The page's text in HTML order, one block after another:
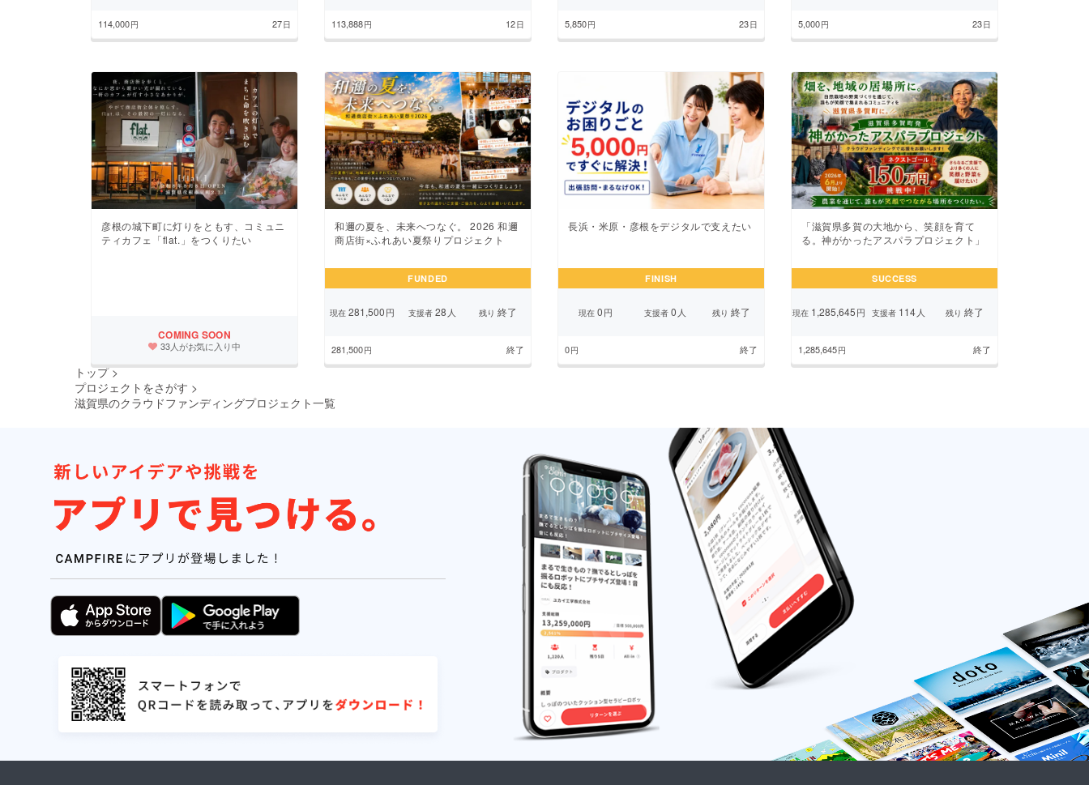
114,000円 27日 113,888円 12日 5,850円 23日 5,000円 23日
彦根の城下町に灯りをともす、コミュニ
ティカフェ「flat.」をつくりたい
COMING SOON
33人がお気に入り中
和邇の夏を、未来へつなぐ。 2026 和邇
商店街×ふれあい夏祭りプロジェクト
FUNDED
現在281,500円 支援者28 人 残り 終了
281,500円 終了
長浜・米原・彦根をデジタルで支えたい
FINISH
現在0円 支援者 0 人 残り 終了
0円 終了
「滋賀県多賀の大地から、笑顔を育て
る。神がかったアスパラプロジェクト」
SUCCESS
現在1,285,645円 支援者 114 人 残り 終了
1,285,645円 終了
トップ >
プロジェクトをさがす >
滋賀県のクラウドファンディングプロジェクト一覧
4